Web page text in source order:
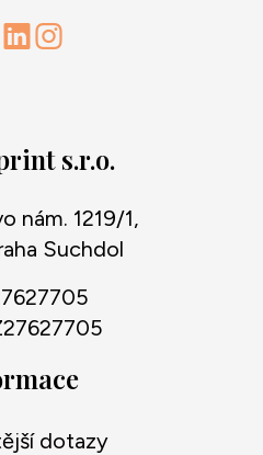
s.r.o.
nám. 1219/1,
Suchdol
dotazy